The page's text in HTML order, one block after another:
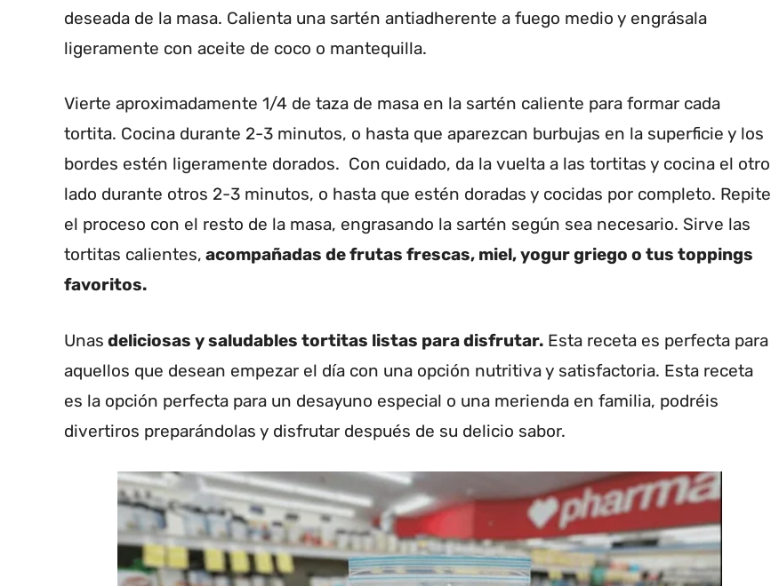
deseada de la masa. Calienta una sartén antiadherente a fuego medio y engrásala
ligeramente con aceite de coco o mantequilla.
Vierte aproximadamente 1/4 de taza de masa en la sartén caliente para formar cada
tortita. Cocina durante 2-3 minutos, o hasta que aparezcan burbujas en la superficie y los
bordes estén ligeramente dorados. Con cuidado, da la vuelta a las tortitas y cocina el otro
lado durante otros 2-3 minutos, o hasta que estén doradas y cocidas por completo. Repite
el proceso con el resto de la masa, engrasando la sartén según sea necesario. Sirve las
tortitas calientes, acompañadas de frutas frescas, miel, yogur griego o tus toppings
favoritos.
Unas deliciosas y saludables tortitas listas para disfrutar. Esta receta es perfecta para
aquellos que desean empezar el día con una opción nutritiva y satisfactoria. Esta receta
es la opción perfecta para un desayuno especial o una merienda en familia, podréis
divertiros preparándolas y disfrutar después de su delicio sabor.